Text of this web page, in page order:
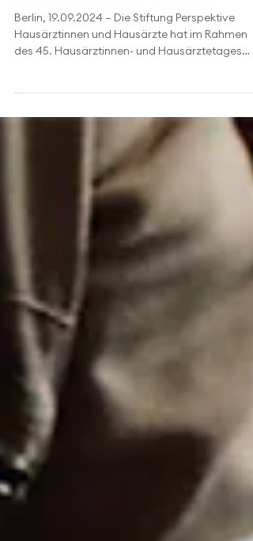
Hausärzte vergibt den
Promotionspreis FAME 2024
Berlin, 19.09.2024 – Die Stiftung Perspektive
des 45. Hausärztinnen- und Hausärztetages